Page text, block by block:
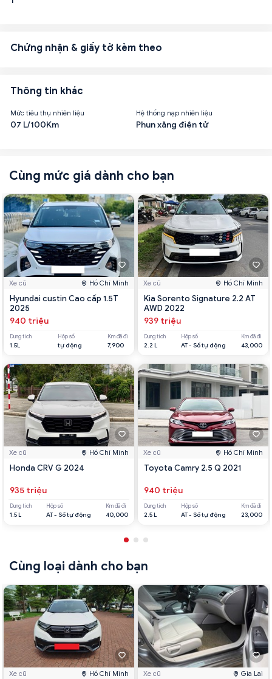
Chứng nhận & giấy tờ kèm theo
Thông tin khác
Mức tiêu thụ nhiên liệu
07 L/100Km
Hệ thống nạp nhiên liệu
Phun xăng điện tử
Cùng mức giá dành cho bạn
Xe cũ Hồ Chí Minh
Hyundai custin Cao cấp 1.5T
2025
940 triệu
Dung tích
1.5L
Hộp số
tự động
Km đã đi
7,900
Xe cũ Hồ Chí Minh
Honda CRV G 2024
935 triệu
Dung tích
1.5 L
Hộp số
AT - Số tự động
Km đã đi
40,000
Xe cũ Hồ Chí Minh
Kia Sorento Signature 2.2 AT
AWD 2022
939 triệu
Dung tích
2.2 L
Hộp số
AT - Số tự động
Km đã đi
43,000
Xe cũ Hồ Chí Minh
Toyota Camry 2.5 Q 2021
940 triệu
Dung tích
2.5 L
Hộp số
AT - Số tự động
Km đã đi
23,000
Cùng loại dành cho bạn
Xe cũ Hồ Chí Minh Xe cũ Gia Lai